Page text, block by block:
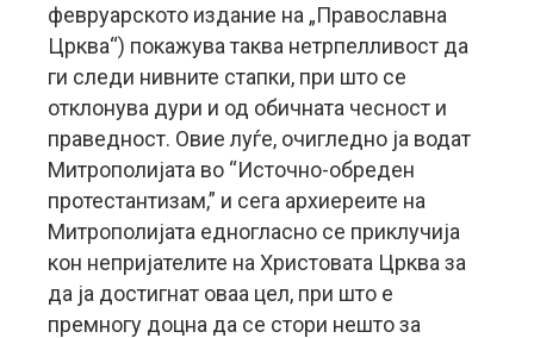
февруарското издание на „Православна
Црква“) покажува таква нетрпелливост да
ги следи нивните стапки, при што се
отклонува дури и од обичната чесност и
праведност. Овие луѓе, очигледно ја водат
Митрополијата во “Источно-обреден
протестантизам,” и сега архиереите на
Митрополијата едногласно се приклучија
кон непријателите на Христовата Црква за
да ја достигнат оваа цел, при што е
премногу доцна да се стори нешто за